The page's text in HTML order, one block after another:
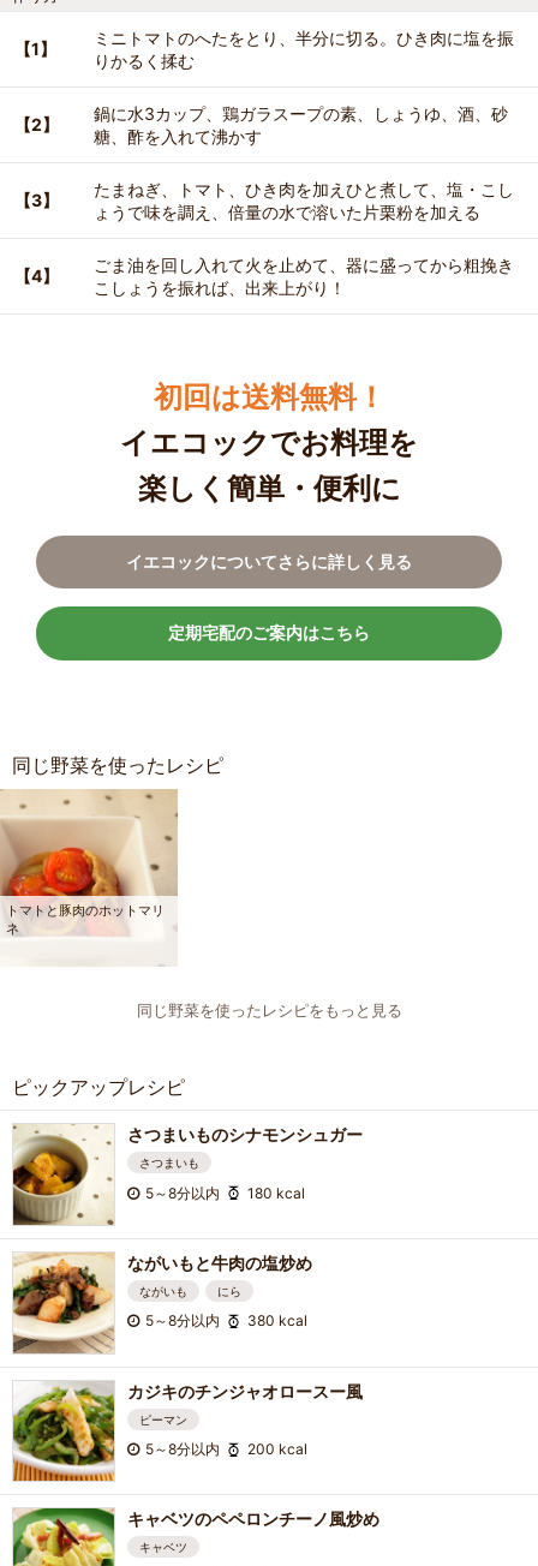
【1】
ミニトマトのへたをとり、半分に切る。ひき肉に塩を振
りかるく揉む
【2】
鍋に水3カップ、鶏ガラスープの素、しょうゆ、酒、砂
糖、酢を入れて沸かす
【3】
たまねぎ、トマト、ひき肉を加えひと煮して、塩・こし
ょうで味を調え、倍量の水で溶いた片栗粉を加える
【4】
ごま油を回し入れて火を止めて、器に盛ってから粗挽き
こしょうを振れば、出来上がり！
初回は送料無料！
イエコックでお料理を
楽しく簡単・便利に
イエコックについてさらに詳しく見る
定期宅配のご案内はこちら
同じ野菜を使ったレシピ
トマトと豚肉のホットマリ
ネ
同じ野菜を使ったレシピをもっと見る
ピックアップレシピ
さつまいものシナモンシュガー
さつまいも
5～8分以内 180 kcal
ながいもと牛肉の塩炒め
ながいも にら
5～8分以内 380 kcal
カジキのチンジャオロースー風
ピーマン
5～8分以内 200 kcal
キャベツのペペロンチーノ風炒め
キャベツ